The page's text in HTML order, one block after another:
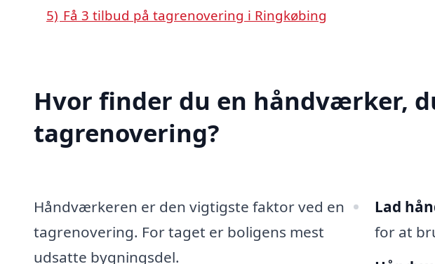
5) Få 3 tilbud på tagrenovering i Ringkøbing
Hvor finder du en håndværker,
tagrenovering?
Håndværkeren er den vigtigste faktor ved en
tagrenovering. For taget er boligens mest
udsatte bygningsdel.
Lad
for at